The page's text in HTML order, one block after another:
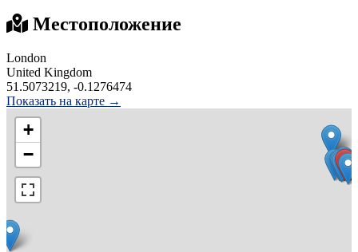
Местоположение
London
United Kingdom
51.5073219, -0.1276474
Показать на карте →
+
−